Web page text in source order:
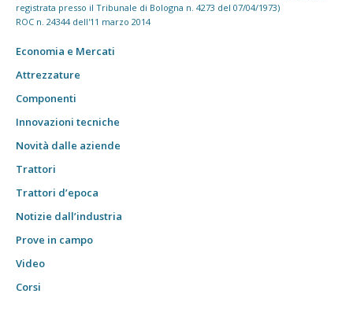
registrata presso il Tribunale di Bologna n. 4273 del 07/04/1973)
ROC n. 24344 dell'11 marzo 2014
Economia e Mercati
Attrezzature
Componenti
Innovazioni tecniche
Novità dalle aziende
Trattori
Trattori d’epoca
Notizie dall’industria
Prove in campo
Video
Corsi